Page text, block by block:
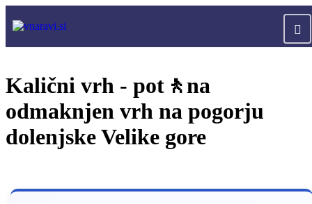
Kalični vrh - pot🚶na
odmaknjen vrh na pogorju
dolenjske Velike gore